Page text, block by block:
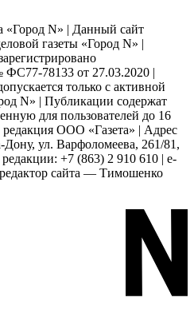
«Город N» | Данный сайт
газеты «Город N» |
78133 от 27.03.2020 |
только с активной
N» | Публикации содержат
для пользователей до 16
редакция ООО «Газета» | Адрес
ул. Варфоломеева, 261/81,
+7 (863) 2 910 610 | e-
сайта — Тимошенко